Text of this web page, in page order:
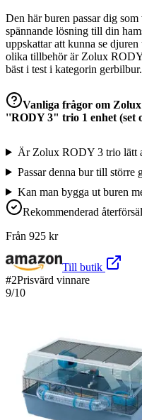
Den här buren passar dig
spännande lösning till din
uppskattar att kunna se
olika tillbehör är Zolux
bäst i test i kategorin gerbilbur.
Vanliga frågor om
''RODY 3" trio 1 enhet (set
Är Zolux RODY 3 trio lätt
Passar denna bur till större
Kan man bygga ut buren
Rekommenderad
Från 925 kr
Till butik
#2Prisvärd vinnare
9/10